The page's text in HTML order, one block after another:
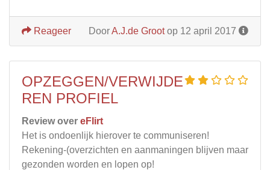
DoorA.J.de Grootop 12 april 2017
Reageer
OPZEGGEN/VERWIJDE
REN PROFIEL
Review over eFlirt
Het is ondoenlijk hierover te communiseren!
Rekening-(overzichten en aanmaningen blijven maar
gezonden worden en lopen op!